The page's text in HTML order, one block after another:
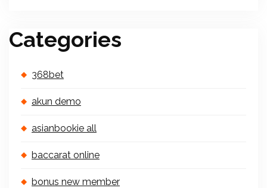
Categories
368bet
akun demo
asianbookie all
baccarat online
bonus new member